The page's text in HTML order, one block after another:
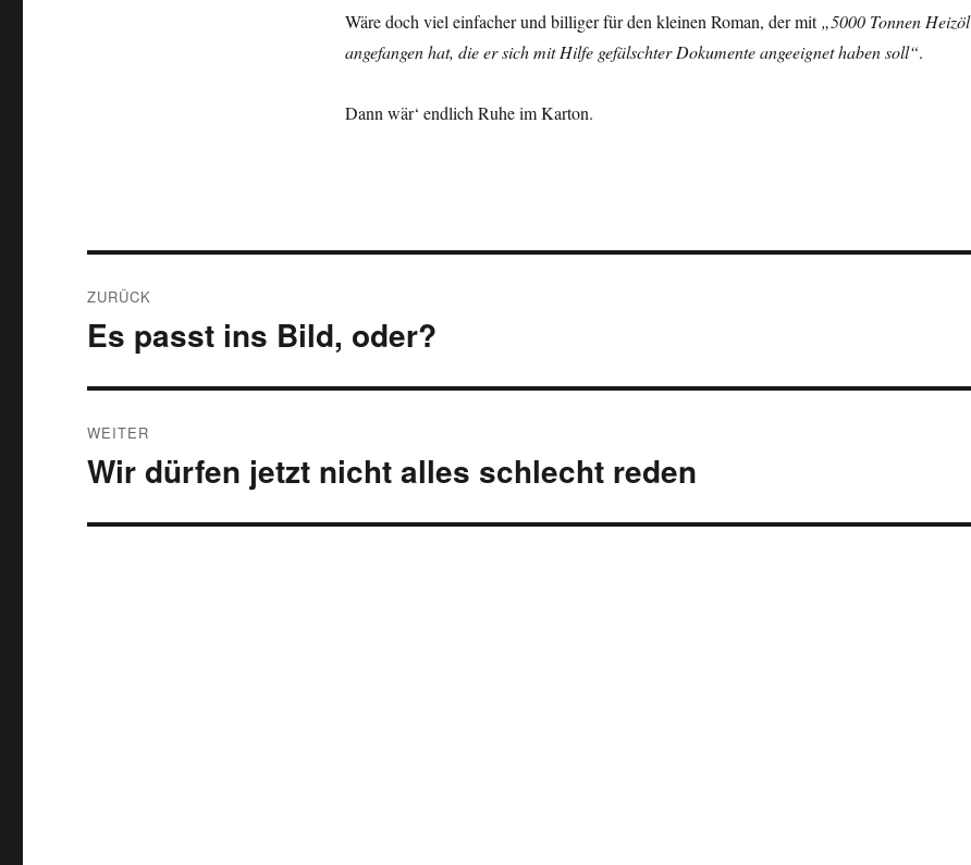
Wäre doch viel einfacher und billiger für den kleinen Roman, der mit„5000 Tonnen Heizöl
angefangen hat, die er sich mit Hilfe gefälschter Dokumente angeeignet haben soll“.
Dann wär‘ endlich Ruhe im Karton.
ZURÜCK
Vorheriger
Beitrag:
Es passt ins Bild, oder?
WEITER
Nächster
Wir dürfen jetzt nicht alles schlecht reden